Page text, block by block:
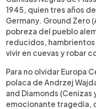
1945, quien tres años
Germany. Ground Zero
pobreza del pueblo
reducidos,
vivir en cuevas y robar
Para no olvidar Europa
polaca de Andrzej
and Diamonds (Cenizas
emocionante tragedia,